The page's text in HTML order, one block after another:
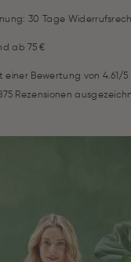
30 Tage
ab 75 €
einer Bewertung von 4.61/
Rezensionen